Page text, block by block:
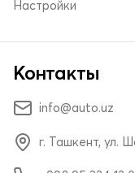
Настройки
Контакты
info@auto.uz
г. Ташкент, ул.